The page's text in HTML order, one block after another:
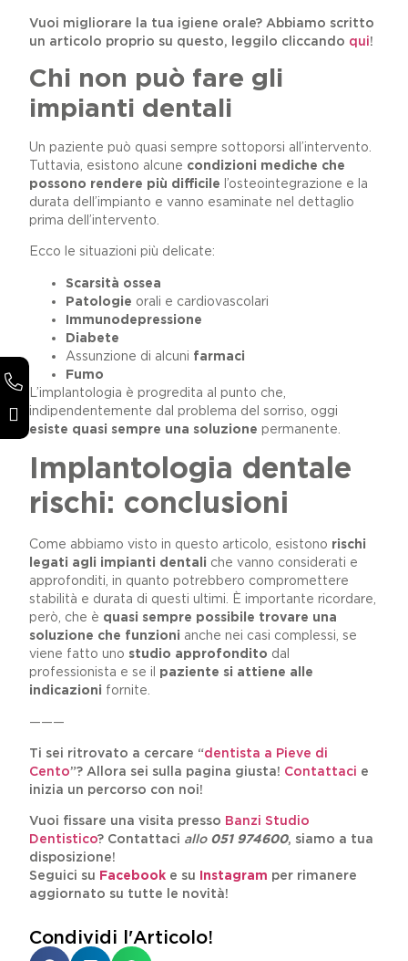
Vuoi migliorare la tua igiene orale? Abbiamo scritto
un articolo proprio su questo, leggilo cliccando qui!
Chi non può fare gli
impianti dentali
Un paziente può quasi sempre sottoporsi all’intervento.
Tuttavia, esistono alcune condizioni mediche che
possono rendere più difficile l’osteointegrazione e la
durata dell’impianto e vanno esaminate nel dettaglio
prima dell’intervento.
Ecco le situazioni più delicate:
Scarsità ossea
Patologie orali e cardiovascolari
Immunodepressione
Diabete
Assunzione di alcuni farmaci
Fumo
L’implantologia è progredita al punto che,
indipendentemente dal problema del sorriso, oggi
esiste quasi sempre una soluzione permanente.
Implantologia dentale
rischi: conclusioni
Come abbiamo visto in questo articolo, esistono rischi
legati agli impianti dentali che vanno considerati e
approfonditi, in quanto potrebbero compromettere
stabilità e durata di questi ultimi. È importante ricordare,
però, che è quasi sempre possibile trovare una
soluzione che funzioni anche nei casi complessi, se
viene fatto uno studio approfondito dal
professionista e se il paziente si attiene alle
indicazioni fornite.
———
Ti sei ritrovato a cercare “dentista a Pieve di
Cento”? Allora sei sulla pagina giusta! Contattaci e
inizia un percorso con noi!
Vuoi fissare una visita presso Banzi Studio
Dentistico? Contattaci allo 051 974600, siamo a tua
disposizione!
Seguici su Facebook e su Instagram per rimanere
aggiornato su tutte le novità!
Condividi l'Articolo!